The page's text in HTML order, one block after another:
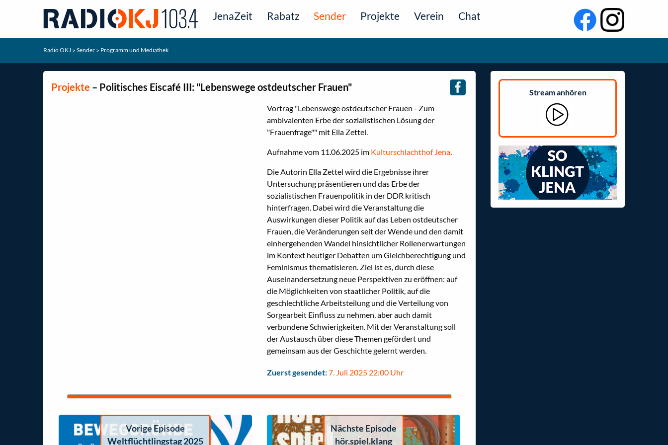
JenaZeit Rabatz Sender Projekte Verein Chat
Radio OKJ > Sender > Programm und Mediathek
Projekte – Politisches Eiscafé III: "Lebenswege ostdeutscher Frauen"
Vortrag "Lebenswege ostdeutscher Frauen - Zum
ambivalenten Erbe der sozialistischen Lösung der
"Frauenfrage"" mit Ella Zettel.
Aufnahme vom 11.06.2025 im Kulturschlachthof Jena.
Die Autorin Ella Zettel wird die Ergebnisse ihrer
Untersuchung präsentieren und das Erbe der
sozialistischen Frauenpolitik in der DDR kritisch
hinterfragen. Dabei wird die Veranstaltung die
Auswirkungen dieser Politik auf das Leben ostdeutscher
Frauen, die Veränderungen seit der Wende und den damit
einhergehenden Wandel hinsichtlicher Rollenerwartungen
im Kontext heutiger Debatten um Gleichberechtigung und
Feminismus thematisieren. Ziel ist es, durch diese
Auseinandersetzung neue Perspektiven zu eröffnen: auf
die Möglichkeiten von staatlicher Politik, auf die
geschlechtliche Arbeitsteilung und die Verteilung von
Sorgearbeit Einfluss zu nehmen, aber auch damit
verbundene Schwierigkeiten. Mit der Veranstaltung soll
der Austausch über diese Themen gefördert und
gemeinsam aus der Geschichte gelernt werden.
Zuerst gesendet:7. Juli 2025 22:00 Uhr
Vorige Episode
Weltflüchtlingstag 2025
Nächste Episode
hör.spiel.klang
Stream anhören